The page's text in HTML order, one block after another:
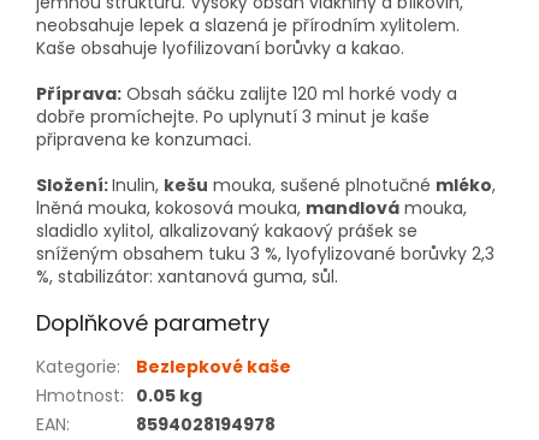
neobsahuje lepek a slazená je přírodním xylitolem.
Kaše obsahuje lyofilizovaní borůvky a kakao.
Příprava: Obsah sáčku zalijte 120 ml horké vody a
dobře promíchejte. Po uplynutí 3 minut je kaše
připravena ke konzumaci.
Složení:Inulin, kešu mouka, sušené plnotučné mléko,
lněná mouka, kokosová mouka, mandlová mouka,
sladidlo xylitol, alkalizovaný kakaový prášek se
sníženým obsahem tuku 3 %, lyofylizované borůvky 2,3
%, stabilizátor: xantanová guma, sůl.
Doplňkové parametry
Kategorie:
Bezlepkové kaše
Hmotnost: 0.05 kg
EAN:
8594028194978